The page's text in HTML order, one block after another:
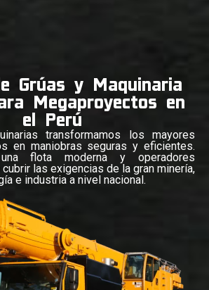
Grúas y Maquinaria
Megaproyectos en
el Perú
transformamos los mayores
en maniobras seguras y eficientes.
flota moderna y operadores
las exigencias de la gran minería,
e industria a nivel nacional.